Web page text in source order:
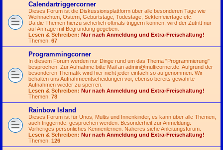
Calendartriggercorner
Dieses Forum ist die Diskussionsplattform über alle besonderen Tage wie
Weihnachten, Ostern, Geburtstage, Todestage, Sektenfeiertage etc.
Da die Themen hierzu sicherlich oftmals triggern können, wird der Zutritt nur
auf Anfrage mit Begründung gegeben.
Lesen & Schreiben: Nur nach Anmeldung und Extra-Freischaltung!
Themen: 67
Programmingcorner
In diesem Forum werden nur Dinge rund um das Thema "Programmierung"
besprochen. Zur Aufnahme bitte Mail an admin@multicorner.de . Aufgrund der
besonderen Thematik wird hier nicht jeder einfach so aufgenommen. Wir
behalten uns Aufnahmeentscheidungen vor, ebenso bereits gewährte
Aufnahmen wieder zu sperren.
Lesen & Schreiben: Nur nach Anmeldung und Extra-Freischaltung!
Themen: 78
Rainbow Island
Dieses Forum ist für Unos, Multis und Innenkinder, es kann über alle Themen,
auch triggernde, gesprochen werden. Besonderheit zur Anmeldung:
Vorheriges persönliches Kennenlernen. Näheres siehe Anleitungsforum.
Lesen & Schreiben: Nur nach Anmeldung und Extra-Freischaltung!
Themen: 126